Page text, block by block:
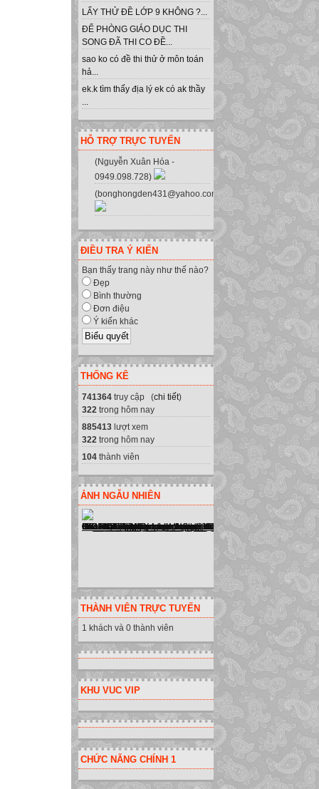
LẤY THỬ ĐỀ LỚP 9 KHÔNG ?...
ĐỂ PHÒNG GIÁO DỤC THI
SONG ĐÃ THI CO ĐỀ...
sao ko có đề thi thử ở môn toán
hả...
ek.k tìm thấy địa lý ek có ak thầy
...
HỖ TRỢ TRỰC TUYẾN
(Nguyễn Xuân Hóa -
0949.098.728)
(bonghongden431@yahoo.com.vn)
ĐIỀU TRA Ý KIẾN
Bạn thấy trang này như thế nào?
Đẹp
Bình thường
Đơn điệu
Ý kiến khác
THỐNG KÊ
741364 truy cập (chi tiết)
322 trong hôm nay
885413 lượt xem
322 trong hôm nay
104 thành viên
ẢNH NGẪU NHIÊN
THÀNH VIÊN TRỰC TUYẾN
1 khách và 0 thành viên
KHU VUC VIP
CHỨC NĂNG CHÍNH 1